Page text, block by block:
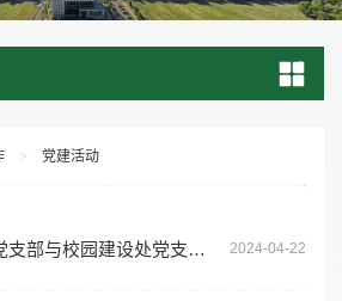
> 党建活动
林学院本研学生党支部与校园建设处党支部开展支部共建主题活动 2024-04-22